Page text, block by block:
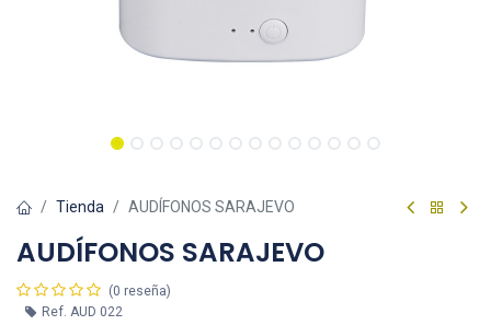
Tienda AUDÍFONOS SARAJEVO
AUDÍFONOS SARAJEVO
(0 reseña)
Ref. AUD 022